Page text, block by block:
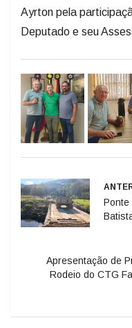
Ayrton pela
Deputado e seu
Ponte
Apresentação de
Rodeio do CTG